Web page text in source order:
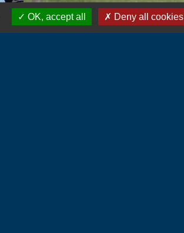
OK, accept all Deny all cookies